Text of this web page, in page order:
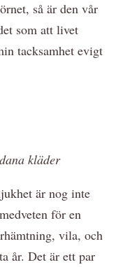
så är den vår
som att livet
tacksamhet evigt
kläder
är nog inte
för en
vila, och
år. Det är ett par